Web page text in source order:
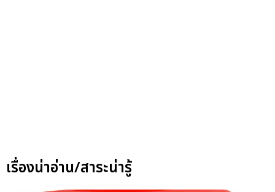
เรื่องน่าอ่าน/สาระน่ารู้